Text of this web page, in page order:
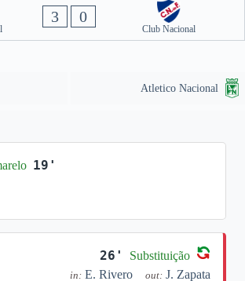
3 0
Club Nacional
Atletico Nacional
19'
26' Substituição
in: E. Rivero out: J. Zapata